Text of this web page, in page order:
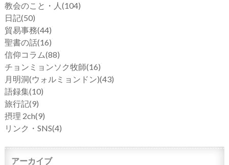
教会のこと・人 (104)
日記(50)
貿易事務(44)
聖書の話(16)
信仰コラム(88)
チョンミョンソク牧師(16)
月明洞(ウォルミョンドン)(43)
語録集(10)
旅行記(9)
摂理 2ch(9)
リンク・SNS(4)
アーカイブ